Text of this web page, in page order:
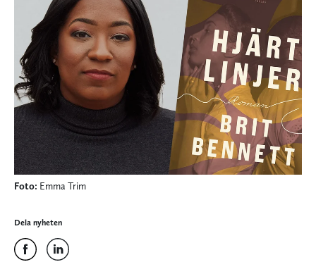
Foto: Emma Trim
Dela nyheten